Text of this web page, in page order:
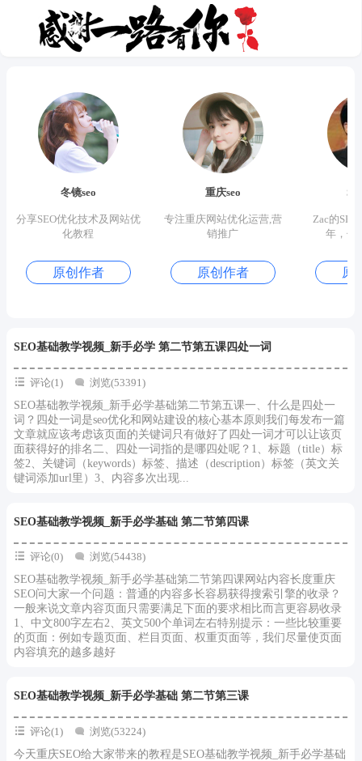
冬镜seo
分享SEO优化技术及网站优
化教程
原创作者
重庆seo
专注重庆网站优化运营,营
销推广
原创作者
Zac的
年，优
原
SEO基础教学视频_新手必学 第二节第五课四处一词
评论(1)
浏览(53391)
SEO基础教学视频_新手必学基础第二节第五课一、什么是四处一
词？四处一词是seo优化和网站建设的核心基本原则我们每发布一篇
文章就应该考虑该页面的关键词只有做好了四处一词才可以让该页
面获得好的排名二、四处一词指的是哪四处呢？1、标题（title）标
签2、关键词（keywords）标签、描述（description）标签（英文关
键词添加url里）3、内容多次出现...
SEO基础教学视频_新手必学基础 第二节第四课
评论(0)
浏览(54438)
SEO基础教学视频_新手必学基础第二节第四课网站内容长度重庆
SEO问大家一个问题：普通的内容多长容易获得搜索引擎的收录？
一般来说文章内容页面只需要满足下面的要求相比而言更容易收录
1、中文800字左右2、英文500个单词左右特别提示：一些比较重要
的页面：例如专题页面、栏目页面、权重页面等，我们尽量使页面
内容填充的越多越好
SEO基础教学视频_新手必学基础 第二节第三课
评论(1)
浏览(53224)
今天重庆SEO给大家带来的教程是SEO基础教学视频_新手必学基础